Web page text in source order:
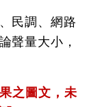
民調、網路
聲量大小，
之圖文，未